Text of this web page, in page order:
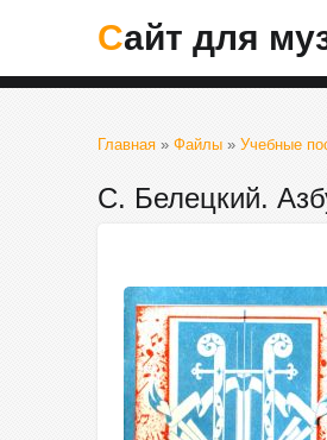
Сайт для
Главная » Файлы » Учебные
С. Белецкий.